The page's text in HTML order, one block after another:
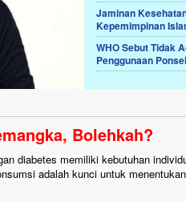
Jaminan
Kepemimpinan
WHO Sebut Tidak
Penggunaan
Bolehkah?
diabetes memiliki kebutuhan
adalah kunci untuk
Yayasan An
merintis
dan Taman Kanak-
Najjah dan
Mari bergabung
kebaikan di
Qur'an. Jangan
kebaikan ini.
Qur'an dan